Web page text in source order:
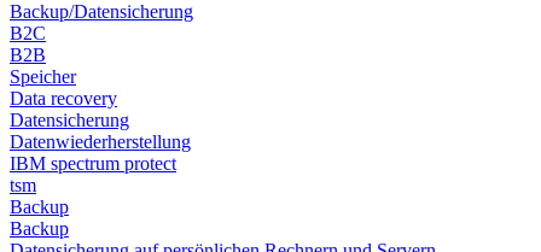
Backup/Datensicherung
B2C
B2B
Speicher
Data recovery
Datensicherung
Datenwiederherstellung
IBM spectrum protect
tsm
Backup
Backup